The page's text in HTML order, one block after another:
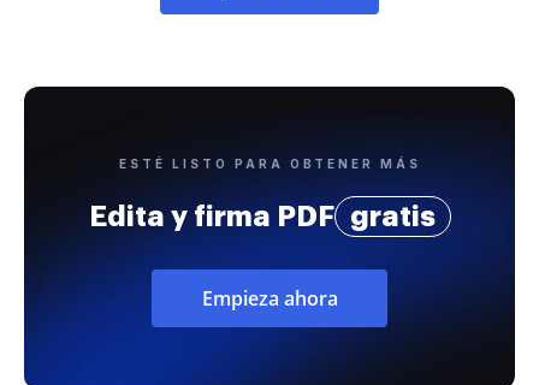
ESTÉ LISTO PARA OBTENER MÁS
Edita y firma PDF gratis
Empieza ahora